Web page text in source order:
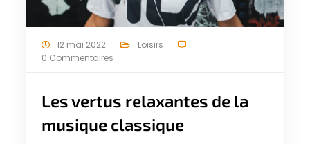
12 mai 2022
Loisirs
0 Commentaires
Les vertus relaxantes de la
musique classique